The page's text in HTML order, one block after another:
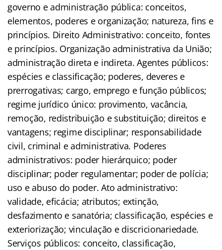
governo e administração pública: conceitos,
elementos, poderes e organização; natureza, fins e
princípios. Direito Administrativo: conceito, fontes
e princípios. Organização administrativa da União;
administração direta e indireta. Agentes públicos:
espécies e classificação; poderes, deveres e
prerrogativas; cargo, emprego e função públicos;
regime jurídico único: provimento, vacância,
remoção, redistribuição e substituição; direitos e
vantagens; regime disciplinar; responsabilidade
civil, criminal e administrativa. Poderes
administrativos: poder hierárquico; poder
disciplinar; poder regulamentar; poder de polícia;
uso e abuso do poder. Ato administrativo:
validade, eficácia; atributos; extinção,
desfazimento e sanatória; classificação, espécies e
exteriorização; vinculação e discricionariedade.
Serviços públicos: conceito, classificação,